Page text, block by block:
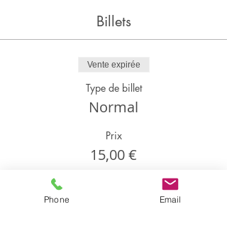
Billets
Vente expirée
Type de billet
Normal
Prix
15,00 €
Phone Email